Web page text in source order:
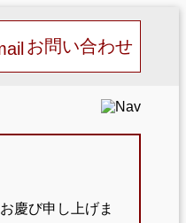
お問い合わせ
慶び申し上げま